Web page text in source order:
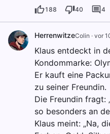
188 40 4
HerrenwitzeColin · vor
Klaus entdeckt in
Kondommarke:
Er kauft eine
zu seiner Freundin.
Die Freundin fragt:
so besonders an
Klaus meint: „Na,